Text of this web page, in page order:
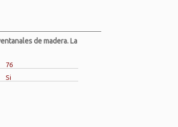
de madera. La
76
Si